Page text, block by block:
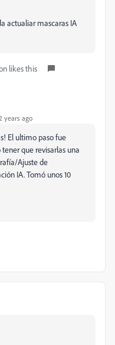
actualiar mascaras IA
likes this
years ago
El ultimo paso fue
que revisarlas una
Ajuste de
IA. Tomó unos 10